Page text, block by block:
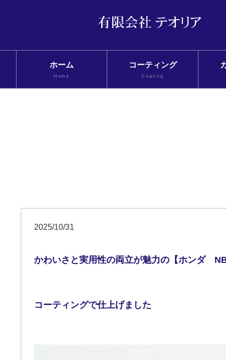
ホーム
Home
コーティング
Coating
2025/10/31
かわいさと実用性の両立が魅力の【ホンダ
コーティングで仕上げました